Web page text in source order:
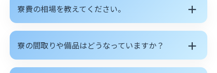
寮費の相場を教えてください。 ＋
寮の間取りや備品はどうなっていますか？ ＋